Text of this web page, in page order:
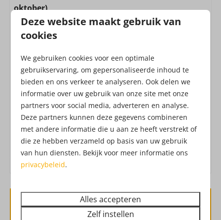
Magnetron: Combimagnetron
(combi) Oven : Heteluchtoven
Inductie kookplaat: 4-pits
Senseo
Waterkoker: Elektrische waterkoker
Koelkast: Zonder vriesvak
Vriezer of vriesvak
Uitgebreide keukeninventaris
Ligging
Rustige ligging
Terras: Niet overdekt
oktober)
Alle huizen zijn inclusief de toegang tot het
Attractiepark! Het Attractiepark werkt met een all-in
van o.a. vers fruit, belegde broodjes, frites, snacks,
verse churros, soep, koffie, thee, limonade,
Drouwenerzand frisdranken en waterijs.Dat heet
vakantie!Check hier deopeningstijdenvan het
Attractiepark. Ben je benieuwd hoe het
Attractiepark eruit ziet?Check hier de
dronebeelden
Beschikbaarheid en prijs
Deze website maakt gebruik van
cookies
We gebruiken cookies voor een optimale
gebruikservaring, om gepersonaliseerde inhoud te
bieden en ons verkeer te analyseren. Ook delen we
informatie over uw gebruik van onze site met onze
partners voor social media, adverteren en analyse.
Deze partners kunnen deze gegevens combineren
met andere informatie die u aan ze heeft verstrekt of
die ze hebben verzameld op basis van uw gebruik
van hun diensten. Bekijk voor meer informatie ons
privacybeleid.
Alles accepteren
Zelf instellen